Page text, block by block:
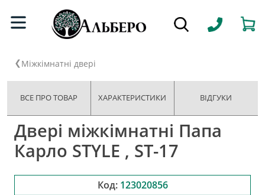
Міжкімнатні двері
ВСЕ ПРО ТОВАР ХАРАКТЕРИСТИКИ ВІДГУКИ
Двері міжкімнатні Папа
Карло STYLE , ST-17
Код: 123020856